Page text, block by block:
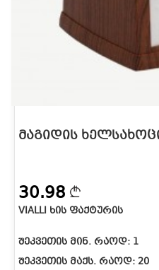
ᲛᲐᲒᲘᲓᲘᲡ
30.98
VIALLI ᲮᲘᲡ ᲤᲐᲥᲢᲣᲠᲘᲡ
ᲨᲔᲙᲕᲔᲗᲘᲡ ᲛᲘᲜ. ᲠᲐᲝᲓ: 1
ᲨᲔᲙᲕᲔᲗᲘᲡ ᲛᲐᲥᲡ. ᲠᲐᲝᲓ: 20